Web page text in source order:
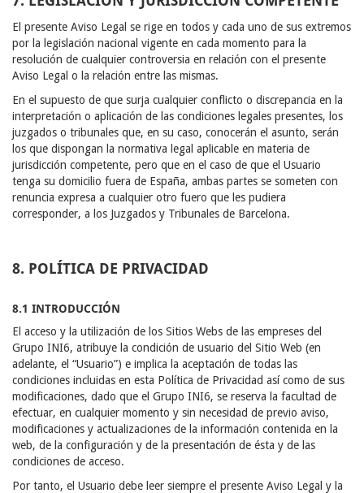
El presente Aviso Legal se rige en todos y cada uno de sus extremos
por la legislación nacional vigente en cada momento para la
resolución de cualquier controversia en relación con el presente
Aviso Legal o la relación entre las mismas.
En el supuesto de que surja cualquier conflicto o discrepancia en la
interpretación o aplicación de las condiciones legales presentes, los
juzgados o tribunales que, en su caso, conocerán el asunto, serán
los que dispongan la normativa legal aplicable en materia de
jurisdicción competente, pero que en el caso de que el Usuario
tenga su domicilio fuera de España, ambas partes se someten con
renuncia expresa a cualquier otro fuero que les pudiera
corresponder, a los Juzgados y Tribunales de Barcelona.
8. POLÍTICA DE PRIVACIDAD
8.1 INTRODUCCIÓN
El acceso y la utilización de los Sitios Webs de las empreses del
Grupo INI6, atribuye la condición de usuario del Sitio Web (en
adelante, el “Usuario”) e implica la aceptación de todas las
condiciones incluidas en esta Política de Privacidad así como de sus
modificaciones, dado que el Grupo INI6, se reserva la facultad de
efectuar, en cualquier momento y sin necesidad de previo aviso,
modificaciones y actualizaciones de la información contenida en la
web, de la configuración y de la presentación de ésta y de las
condiciones de acceso.
Por tanto, el Usuario debe leer siempre el presente Aviso Legal y la